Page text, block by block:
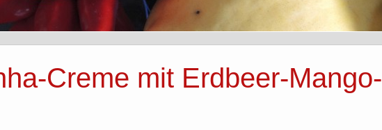
Creme mit Erdbeer-Mango-